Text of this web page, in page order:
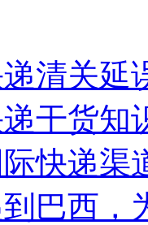
清关延
干货知
快递渠
巴西，